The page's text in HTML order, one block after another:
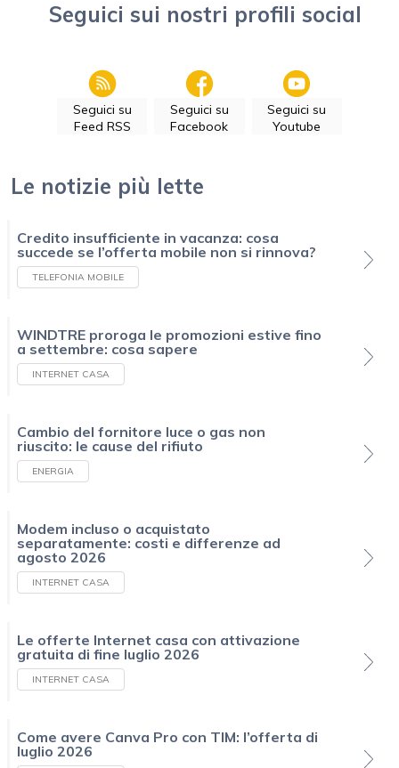
Seguici sui nostri profili social
Seguici su
Feed RSS
Seguici su
Facebook
Seguici su
Youtube
Le notizie più lette
Credito insufficiente in vacanza: cosa
succede se l’offerta mobile non si rinnova?
TELEFONIA MOBILE
WINDTRE proroga le promozioni estive fino
a settembre: cosa sapere
INTERNET CASA
Cambio del fornitore luce o gas non
riuscito: le cause del rifiuto
ENERGIA
Modem incluso o acquistato
separatamente: costi e differenze ad
agosto 2026
INTERNET CASA
Le offerte Internet casa con attivazione
gratuita di fine luglio 2026
INTERNET CASA
Come avere Canva Pro con TIM: l’offerta di
luglio 2026